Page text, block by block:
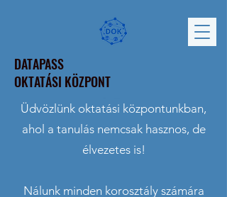
DATAPASS
OKTATÁSI KÖZPONT
Üdvözlünk oktatási központunkban,
ahol a tanulás nemcsak hasznos, de
élvezetes is!
Nálunk minden korosztály számára